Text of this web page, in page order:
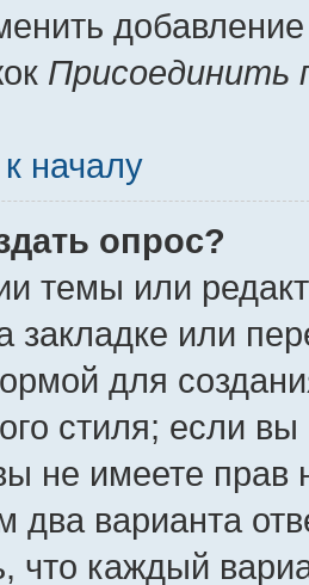
Присоединить
началу
опрос?
темы или
закладке или
для
стиля; если
не имеете прав
два варианта
что каждый